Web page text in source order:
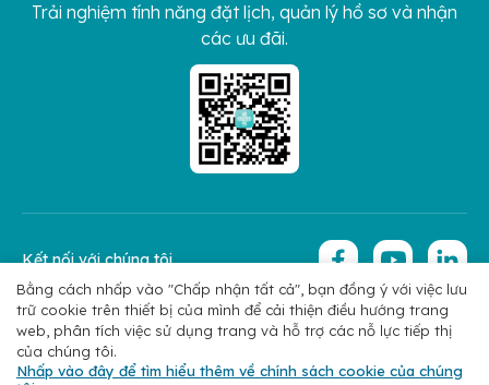
Trải nghiệm tính năng đặt lịch, quản lý hồ sơ và nhận
các ưu đãi.
Chính sách bảo mật Copyright 2026 © Hoan My Corporation
Kết nối với chúng tôi
Bằng cách nhấp vào "Chấp nhận tất cả", bạn đồng ý với việc lưu
trữ cookie trên thiết bị của mình để cải thiện điều hướng trang
web, phân tích việc sử dụng trang và hỗ trợ các nỗ lực tiếp thị
của chúng tôi.
Nhấp vào đây để tìm hiểu thêm về chính sách cookie của chúng